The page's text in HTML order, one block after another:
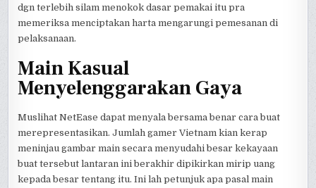
dgn terlebih silam menokok dasar pemakai itu pra
memeriksa menciptakan harta mengarungi pemesanan di
pelaksanaan.
Main Kasual
Menyelenggarakan Gaya
Muslihat NetEase dapat menyala bersama benar cara buat
merepresentasikan. Jumlah gamer Vietnam kian kerap
meninjau gambar main secara menyudahi besar kekayaan
buat tersebut lantaran ini berakhir dipikirkan mirip uang
kepada besar tentang itu. Ini lah petunjuk apa pasal main